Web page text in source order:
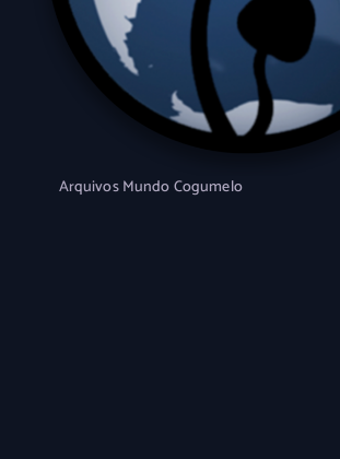
Arquivos Mundo Cogumelo